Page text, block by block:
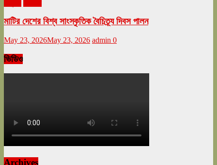
মাটির দেশের বিশ্ব সাংস্কৃতিক বৈচিত্র্য দিবস পালন
May 23, 2026May 23, 2026 admin 0
ভিডিও
Archives